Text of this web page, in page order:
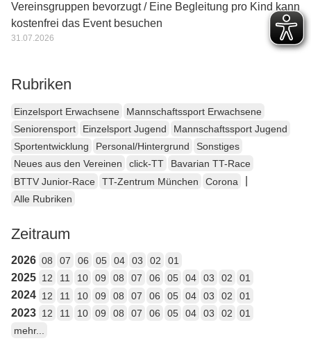
Vereinsgruppen bevorzugt / Eine Begleitung pro Kind kann
kostenfrei das Event besuchen
31.07.2026
Rubriken
Einzelsport Erwachsene
Mannschaftssport Erwachsene
Seniorensport
Einzelsport Jugend
Mannschaftssport Jugend
Sportentwicklung
Personal/Hintergrund
Sonstiges
Neues aus den Vereinen
click-TT
Bavarian TT-Race
BTTV Junior-Race
TT-Zentrum München Corona
Alle Rubriken
Zeitraum
2026 08 07 06 05 04 03 02 01
2025 12 11 10 09 08 07 06 05 04 03 02 01
2024 12 11 10 09 08 07 06 05 04 03 02 01
2023 12 11 10 09 08 07 06 05 04 03 02
01
mehr...